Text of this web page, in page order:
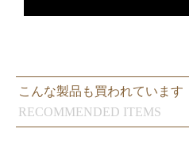
RECOMMENDED ITEMS
こんな製品も買われています